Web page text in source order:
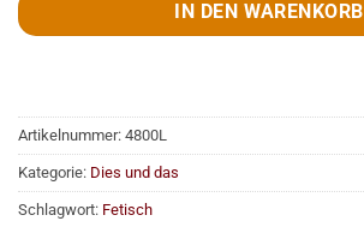
IN DEN WARENKORB
Artikelnummer: 4800L
Kategorie: Dies und das
Schlagwort: Fetisch